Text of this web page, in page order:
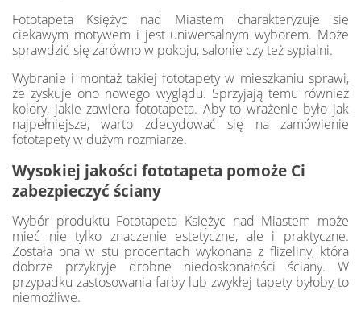
Fototapeta Księżyc nad Miastem charakteryzuje się
ciekawym motywem i jest uniwersalnym wyborem. Może
sprawdzić się zarówno w pokoju, salonie czy też sypialni.
Wybranie i montaż takiej fototapety w mieszkaniu sprawi,
że zyskuje ono nowego wyglądu. Sprzyjają temu również
kolory, jakie zawiera fototapeta. Aby to wrażenie było jak
najpełniejsze, warto zdecydować się na zamówienie
fototapety w dużym rozmiarze.
Wysokiej jakości fototapeta pomoże Ci
zabezpieczyć ściany
Wybór produktu Fototapeta Księżyc nad Miastem może
mieć nie tylko znaczenie estetyczne, ale i praktyczne.
Została ona w stu procentach wykonana z flizeliny, która
dobrze przykryje drobne niedoskonałości ściany. W
przypadku zastosowania farby lub zwykłej tapety byłoby to
niemożliwe.